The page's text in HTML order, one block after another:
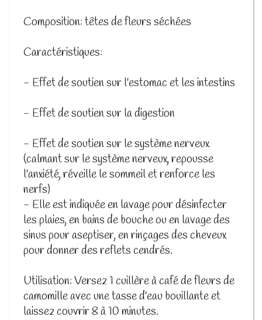
Composition: têtes de fleurs séchées
Caractéristiques:
- Effet de soutien sur l'estomac et les intestins
- Effet de soutien sur la digestion
- Effet de soutien sur le système nerveux
(calmant sur le système nerveux, repousse
l'anxiété, réveille le sommeil et renforce les
nerfs)
- Elle est indiquée en lavage pour désinfecter
les plaies, en bains de bouche ou en lavage des
sinus pour aseptiser, en rinçages des cheveux
pour donner des reflets cendrés.
Utilisation: Versez 1 cuillère à café de fleurs de
camomille avec une tasse d'eau bouillante et
laissez couvrir 8 à 10 minutes.